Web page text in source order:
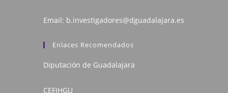
Email: b.investigadores@dguadalajara.es
Enlaces Recomendados
Diputación de Guadalajara
CEFIHGU